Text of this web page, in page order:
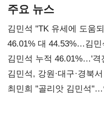
주요 뉴스
김민석 "TK 유세에 도움
대표된 양 당직 배분"
46.01% 대 44.53%…김민
김민석 누적 46.01%…'격
(2보)
김민석, 강원·대구·경북
최민희 "골리앗 김민석